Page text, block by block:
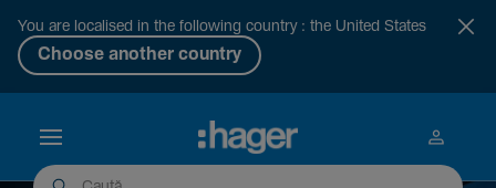
You are localised in the following country : the United States
Choose another country